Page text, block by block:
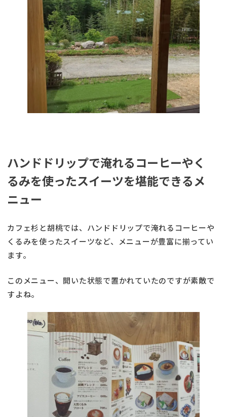
ハンドドリップで淹れるコーヒーやく
るみを使ったスイーツを堪能できるメ
ニュー
カフェ杉と胡桃では、ハンドドリップで淹れるコーヒーや
くるみを使ったスイーツなど、メニューが豊富に揃ってい
ます。
このメニュー、開いた状態で置かれていたのですが素敵で
すよね。